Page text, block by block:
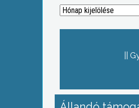
Archívum